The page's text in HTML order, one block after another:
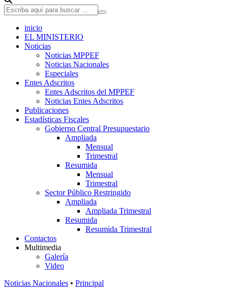
inicio
EL MINISTERIO
Noticias
Noticias MPPEF
Noticias Nacionales
Especiales
Entes Adscritos
Entes Adscritos del MPPEF
Noticias Entes Adscritos
Publicaciones
Estadísticas Fiscales
Gobierno Central Presupuestario
Ampliada
Mensual
Trimestral
Resumida
Mensual
Trimestral
Sector Público Restringido
Ampliada
Ampliada Trimestral
Resumida
Resumida Trimestral
Contactos
Multimedia
Galería
Video
Noticias Nacionales • Principal